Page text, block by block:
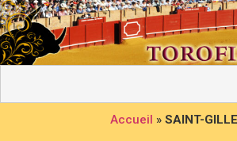
Accueil » SAINT-